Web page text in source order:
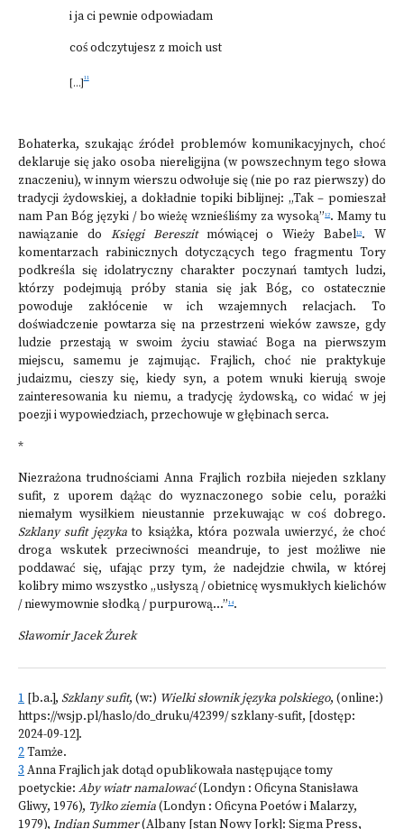
i ja ci pewnie odpowiadam
coś odczytujesz z moich ust
[...]11
Bohaterka, szukając źródeł problemów komunikacyjnych, choć
deklaruje się jako osoba niereligijna (w powszechnym tego słowa
znaczeniu), w innym wierszu odwołuje się (nie po raz pierwszy) do
tradycji żydowskiej, a dokładnie topiki biblijnej: „Tak – pomieszał
nam Pan Bóg języki / bo wieżę wznieśliśmy za wysoką”12. Mamy tu
nawiązanie do Księgi Bereszit mówiącej o Wieży Babel13. W
komentarzach rabinicznych dotyczących tego fragmentu Tory
podkreśla się idolatryczny charakter poczynań tamtych ludzi,
którzy podejmują próby stania się jak Bóg, co ostatecznie
powoduje zakłócenie w ich wzajemnych relacjach. To
doświadczenie powtarza się na przestrzeni wieków zawsze, gdy
ludzie przestają w swoim życiu stawiać Boga na pierwszym
miejscu, samemu je zajmując. Frajlich, choć nie praktykuje
judaizmu, cieszy się, kiedy syn, a potem wnuki kierują swoje
zainteresowania ku niemu, a tradycję żydowską, co widać w jej
poezji i wypowiedziach, przechowuje w głębinach serca.
*
Niezrażona trudnościami Anna Frajlich rozbiła niejeden szklany
sufit, z uporem dążąc do wyznaczonego sobie celu, porażki
niemałym wysiłkiem nieustannie przekuwając w coś dobrego.
Szklany sufit językato książka, która pozwala uwierzyć, że choć
droga wskutek przeciwności meandruje, to jest możliwe nie
poddawać się, ufając przy tym, że nadejdzie chwila, w której
kolibry mimo wszystko „usłyszą / obietnicę wysmukłych kielichów
/ niewymownie słodką / purpurową...”14.
Sławomir Jacek Żurek
1 [b.a.], Szklany sufit, (w:) Wielki słownik języka polskiego, (online:)
https://wsjp.pl/haslo/do_druku/42399/ szklany-sufit, [dostęp:
2024-09-12].
2Tamże.
3 Anna Frajlich jak dotąd opublikowała następujące tomy
poetyckie: Aby wiatr namalować(Londyn : Oficyna Stanisława
Gliwy, 1976), Tylko ziemia(Londyn : Oficyna Poetów i Malarzy,
1979), Indian Summer(Albany [stan Nowy Jork]: Sigma Press,